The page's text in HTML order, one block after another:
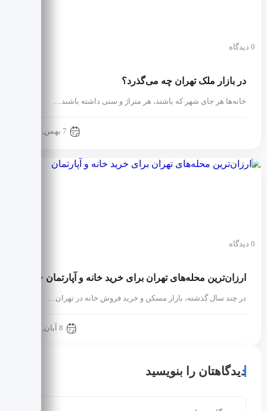
0 دیدگاه
در بازار ملک تهران چه می‌گذرد؟
خانه‌ها هر جای شهر که باشند، هر متراژ و سنی داشته باشند…
7 بهمن, 1402
0 دیدگاه
ارزان‌ترین محله‌های تهران برای خرید خانه و آپارتمان + نرخ
در چند سال گذشته، بازار مسکن و خرید فروش خانه در تهران…
8 آبان, 1402
دیدگاهتان را بنویسید